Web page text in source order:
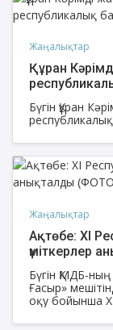
Жаңалықтар
Құран
Бүгін Құран
Жаңалықтар
Ақтөбе: ХІ
үміткерлер
Бүгін ҚМДБ-
Ғасыр»
оқу бойынша Х